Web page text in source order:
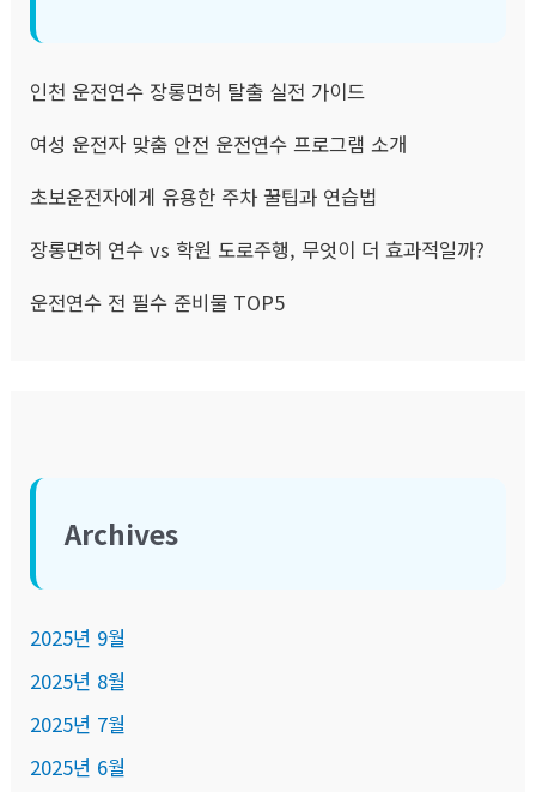
인천 운전연수 장롱면허 탈출 실전 가이드
여성 운전자 맞춤 안전 운전연수 프로그램 소개
초보운전자에게 유용한 주차 꿀팁과 연습법
장롱면허 연수 vs 학원 도로주행, 무엇이 더 효과적일까?
운전연수 전 필수 준비물 TOP5
Archives
2025년 9월
2025년 8월
2025년 7월
2025년 6월